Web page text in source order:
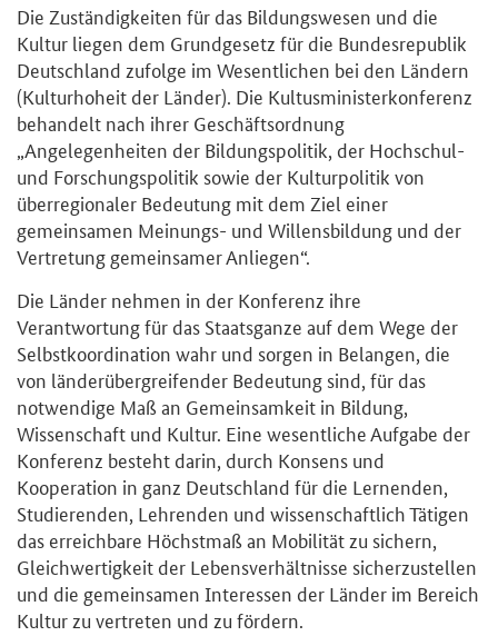
Die Zuständigkeiten für das Bildungswesen und die
Kultur liegen dem Grundgesetz für die Bundesrepublik
Deutschland zufolge im Wesentlichen bei den Ländern
(Kulturhoheit der Länder). Die Kultusministerkonferenz
behandelt nach ihrer Geschäftsordnung
„Angelegenheiten der Bildungspolitik, der Hochschul-
und Forschungspolitik sowie der Kulturpolitik von
überregionaler Bedeutung mit dem Ziel einer
gemeinsamen Meinungs- und Willensbildung und der
Vertretung gemeinsamer Anliegen“.
Die Länder nehmen in der Konferenz ihre
Verantwortung für das Staatsganze auf dem Wege der
Selbstkoordination wahr und sorgen in Belangen, die
von länderübergreifender Bedeutung sind, für das
notwendige Maß an Gemeinsamkeit in Bildung,
Wissenschaft und Kultur. Eine wesentliche Aufgabe der
Konferenz besteht darin, durch Konsens und
Kooperation in ganz Deutschland für die Lernenden,
Studierenden, Lehrenden und wissenschaftlich Tätigen
das erreichbare Höchstmaß an Mobilität zu sichern,
Gleichwertigkeit der Lebensverhältnisse sicherzustellen
und die gemeinsamen Interessen der Länder im Bereich
Kultur zu vertreten und zu fördern.